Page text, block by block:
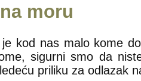
moru
kod nas malo kome
sigurni smo da
priliku za odlazak